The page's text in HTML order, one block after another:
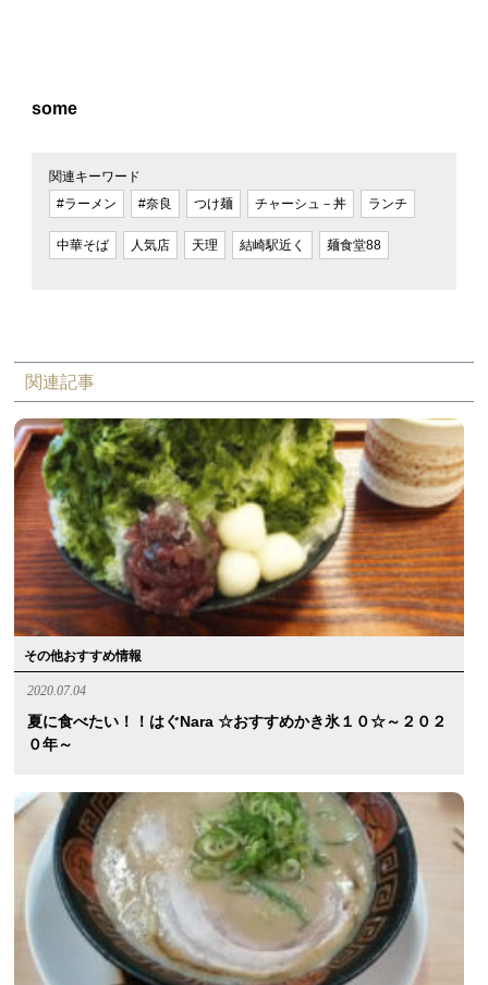
some
関連キーワード
#ラーメン
#奈良 つけ麺 チャーシュ－丼 ランチ
中華そば 人気店 天理 結崎駅近く 麺食堂88
関連記事
その他おすすめ情報
2020.07.04
夏に食べたい！！はぐnara ☆おすすめかき氷１０☆～２０２
０年～